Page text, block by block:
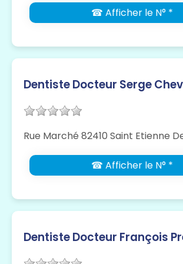
☎ Afficher le N° *
Dentiste Docteur Serge
Rue Marché 82410 Saint Etienne
☎ Afficher le N° *
Dentiste Docteur François